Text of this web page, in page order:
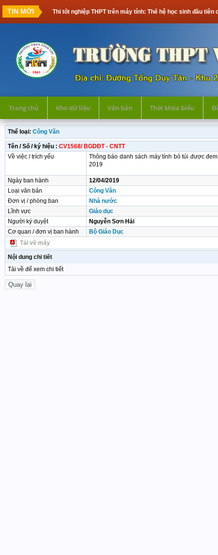
TIN MỚI Thi tốt nghiệp THPT trên máy tính: Thế hệ học sinh đầu tiên
Trang chủ Kho dữ liệu Văn bản Thời khóa biểu
Thể loại: Công Văn
Tên / Số / ký hiệu : CV1568/ BGDĐT - CNTT
Về việc / trích yếu
Thông báo danh sách máy tính bỏ túi được
2019
Ngày ban hành
12/04/2019
Loại văn bản
Công Văn
Đơn vị / phòng ban
Nhà nước
Lĩnh vực
Giáo dục
Người ký duyệt
Nguyễn Sơn Hải
Cơ quan / đơn vị ban hành
Bộ Giáo Dục
Tải về máy
Nội dung chi tiết
Tải về để xem chi tiết